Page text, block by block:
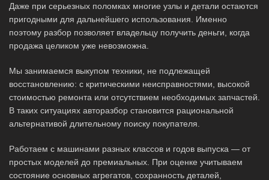
Даже при серьезных поломках многие узлы и детали остаются
пригодными для дальнейшего использования. Именно
поэтому разбор позволяет владельцу получить деньги, когда
продажа целиком уже невозможна.
Мы занимаемся выкупом техники, не подлежащей
восстановлению: с критическими неисправностями, высокой
стоимостью ремонта или отсутствием необходимых запчастей.
В таких ситуациях авторазбор становится рациональной
альтернативой длительному поиску покупателя.
Работаем с машинами разных классов и годов выпуска — от
простых моделей до премиальных. При оценке учитываем
состояние основных агрегатов, сохранность деталей,